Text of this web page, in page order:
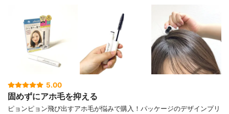
5.00
固めずにアホ毛を抑える
ピョンピョン飛び出すアホ毛が悩みで購入！パッケージのデザインプリ